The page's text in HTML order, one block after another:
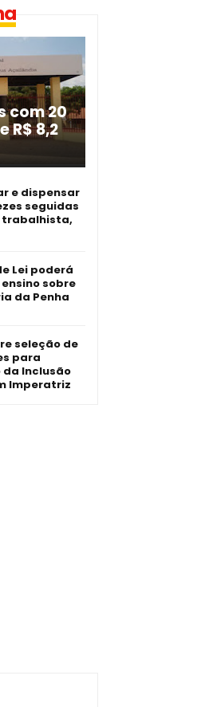
com 20
R$ 8,2
e dispensar
seguidas
trabalhista,
Lei poderá
sobre
da Penha
seleção de
para
da Inclusão
Imperatriz